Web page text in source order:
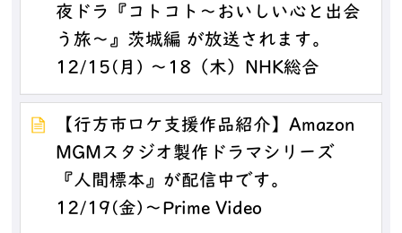
夜ドラ『コトコト～おいしい心と出会
う旅～』茨城編 が放送されます。
12/15(月) ～18（木）NHK総合
【行方市ロケ支援作品紹介】Amazon
MGMスタジオ製作ドラマシリーズ
『人間標本』が配信中です。
12/19(金)～Prime Video